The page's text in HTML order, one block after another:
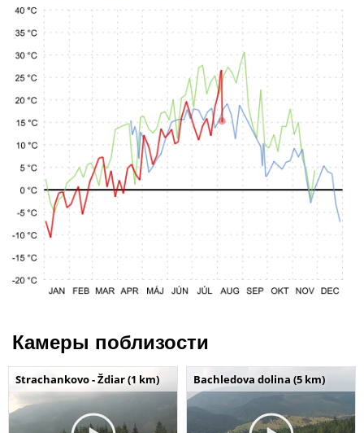
Камеры поблизости
Strachankovo - Ždiar (1 km) Bachledova dolina (5 km)